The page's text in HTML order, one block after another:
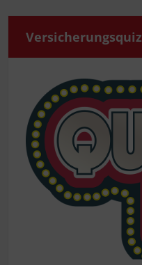
Ver­si­che­rungs­quiz